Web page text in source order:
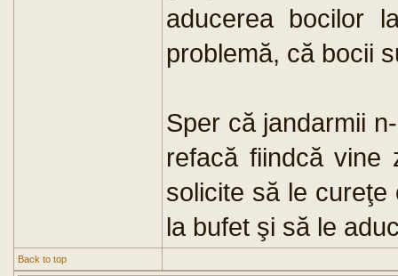
aducerea bocilor
problemă, că bocii
Sper că jandarmii
refacă fiindcă vine
solicite să le
la bufet şi să le
Back to top